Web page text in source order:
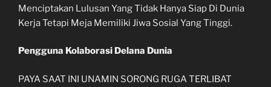
Menciptakan Lulusan Yang Tidak Hanya Siap Di Dunia
Kerja Tetapi Meja Memiliki Jiwa Sosial Yang Tinggi.
Pengguna Kolaborasi Delana Dunia
PAYA SAAT INI UNAMIN SORONG RUGA TERLIBAT